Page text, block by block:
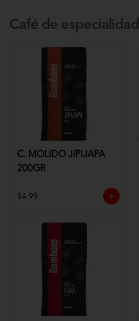
Café de especialidad
C. MOLIDO JIPIJAPA
200GR
$4.99